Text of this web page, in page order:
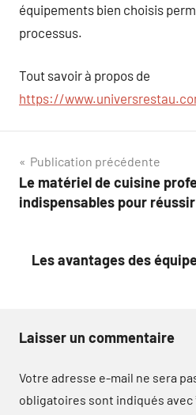
équipements bien choisis
processus.
Tout savoir à propos de
https://
Navigation
de
Publication précédente
Le matériel de cuisine
indispensables pour réussir
Les avantages des
Laisser un commentaire
Votre adresse e-mail ne sera
obligatoires sont indiqués avec